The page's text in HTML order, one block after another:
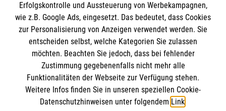
Newsletter abonnieren
Erfolgskontrolle und Aussteuerung von Werbekampagnen,
wie z.B. Google Ads, eingesetzt. Das bedeutet, dass Cookies
zur Personalisierung von Anzeigen verwendet werden. Sie
entscheiden selbst, welche Kategorien Sie zulassen
möchten. Beachten Sie jedoch, dass bei fehlender
Zustimmung gegebenenfalls nicht mehr alle
Funktionalitäten der Webseite zur Verfügung stehen.
Weitere Infos finden Sie in unseren speziellen Cookie-
Datenschutzhinweisen unter folgendem Link.